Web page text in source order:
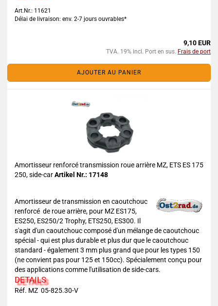
Art.Nr.: 11621
Délai de livraison: env. 2-7 jours ouvrables*
9,10 EUR
TVA. 19% incl. Port en sus. Frais de port
AJOUTER AU PANIER
Amortisseur renforcé transmission roue arrière MZ, ETS ES 175
250, side-carArtikel Nr.: 17148
Amortisseur de transmission en caoutchouc
renforcé de roue arrière, pour MZ ES175,
ES250, ES250/2 Trophy, ETS250, ES300. Il
s'agit d'un caoutchouc composé d'un mélange de caoutchouc
spécial - qui est plus durable et plus dur que le caoutchouc
standard - également 3 mm plus grand que pour les types 150
(ne convient pas pour 125 et 150cc). Spécialement conçu pour
des applications comme l'utilisation de side-cars.
DETAILS
Réf. MZ 05-825.30-V